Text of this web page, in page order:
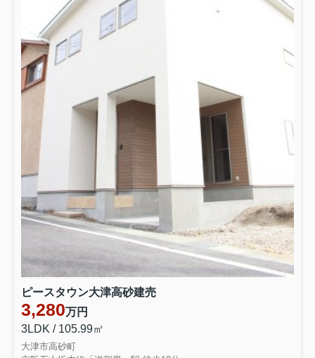
ピースタウン大津高砂建売
3,280万円
3LDK / 105.99㎡
大津市高砂町